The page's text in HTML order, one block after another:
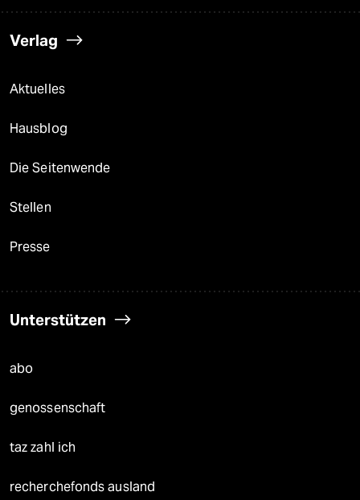
Verlag
Aktuelles
Hausblog
Die Seitenwende
Stellen
Presse
Unterstützen
abo
genossenschaft
taz zahl ich
recherchefonds ausland